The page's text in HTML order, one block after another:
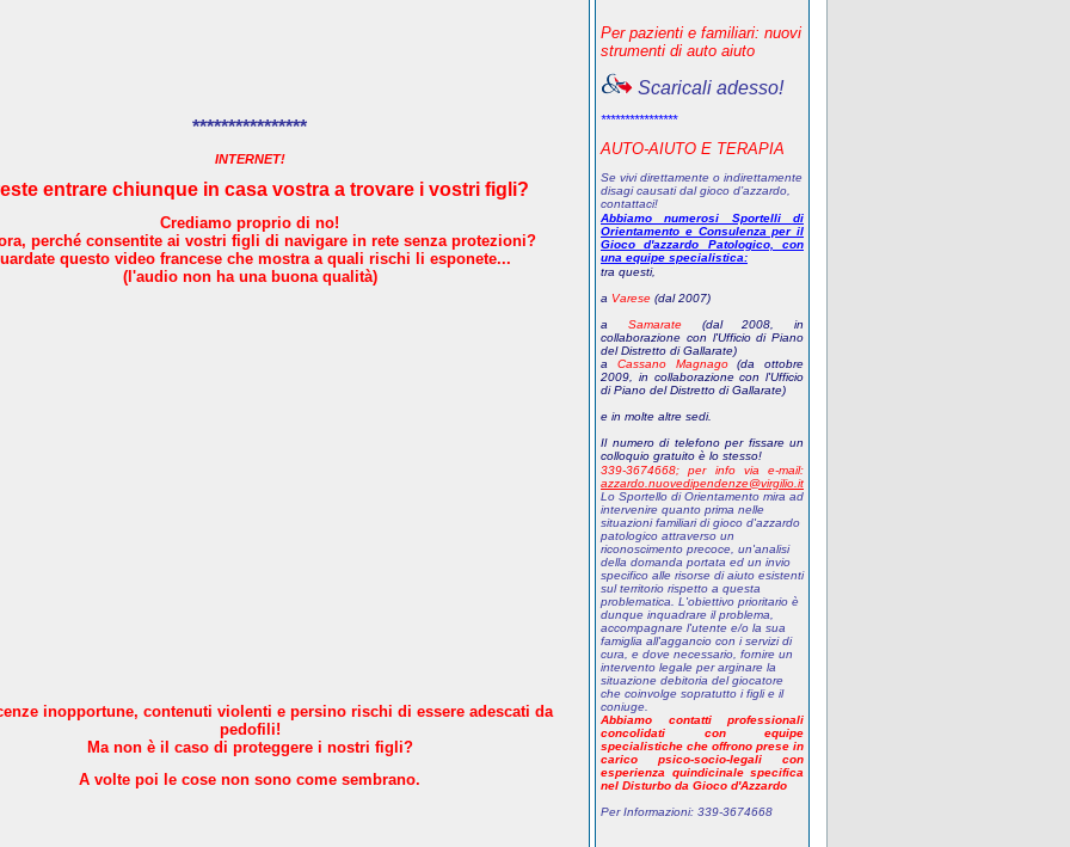
****************
INTERNET!
entrare chiunque in casa vostra a trovare i vostri figli?
Crediamo proprio di no!
perché consentite ai vostri figli di navigare in rete senza protezioni?
questo video francese che mostra a quali rischi li esponete...
(l'audio non ha una buona qualità)
inopportune, contenuti violenti e persino rischi di essere adescati da
pedofili!
Ma non è il caso di proteggere i nostri figli?
A volte poi le cose non sono come sembrano.
Per pazienti e familiari: nuovi
strumenti di auto aiuto
Scaricali adesso!
****************
AUTO-AIUTO E TERAPIA
Se vivi direttamente o indirettamente
disagi causati dal gioco d’azzardo,
contattaci!
Abbiamo numerosi Sportelli di
Orientamento e Consulenza per il
Gioco d'azzardo Patologico, con
una equipe specialistica:
tra questi,
a Varese (dal 2007)
a Samarate (dal 2008, in
collaborazione con l'Ufficio di Piano
del Distretto di Gallarate)
a Cassano Magnago(da ottobre
2009, in collaborazione con l'Ufficio
di Piano del Distretto di Gallarate)
e in molte altre sedi.
Il numero di telefono per fissare un
colloquio gratuito è lo stesso!
339-3674668;
per info via e-mail:
azzardo.nuovedipendenze@virgilio.it
Lo Sportello di Orientamento mira ad
intervenire quanto prima nelle
situazioni familiari di gioco d'azzardo
patologico attraverso un
riconoscimento precoce, un'analisi
della domanda portata ed un invio
specifico alle risorse di aiuto esistenti
sul territorio rispetto a questa
problematica. L'obiettivo prioritario è
dunque inquadrare il problema,
accompagnare l'utente e/o la sua
famiglia all'aggancio con i servizi di
cura, e dove necessario, fornire un
intervento legale per arginare la
situazione debitoria del giocatore
che coinvolge sopratutto i figli e il
coniuge.
Abbiamo contatti professionali
concolidati con equipe
specialistiche che offrono prese in
carico psico-socio-legali con
esperienza quindicinale specifica
nel Disturbo da Gioco d'Azzardo
Per Informazioni: 339-3674668